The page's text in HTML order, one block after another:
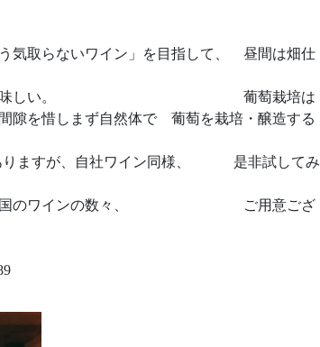
気取らないワイン」を目指して、 昼間は畑仕
シンプルに美味しい。 葡萄栽培は
隙を惜しまず自然体で 葡萄を栽培・醸造する
ありますが、自社ワイン同様、 是非試してみ
日本全国のワインの数々、 ご用意ござ